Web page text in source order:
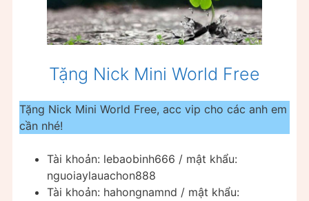
Tặng Nick Mini World Free
Tặng Nick Mini World Free, acc vip cho các anh em
cần nhé!
Tài khoản: lebaobinh666 / mật khẩu:
nguoiaylauachon888
Tài khoản: hahongnamnd / mật khẩu: